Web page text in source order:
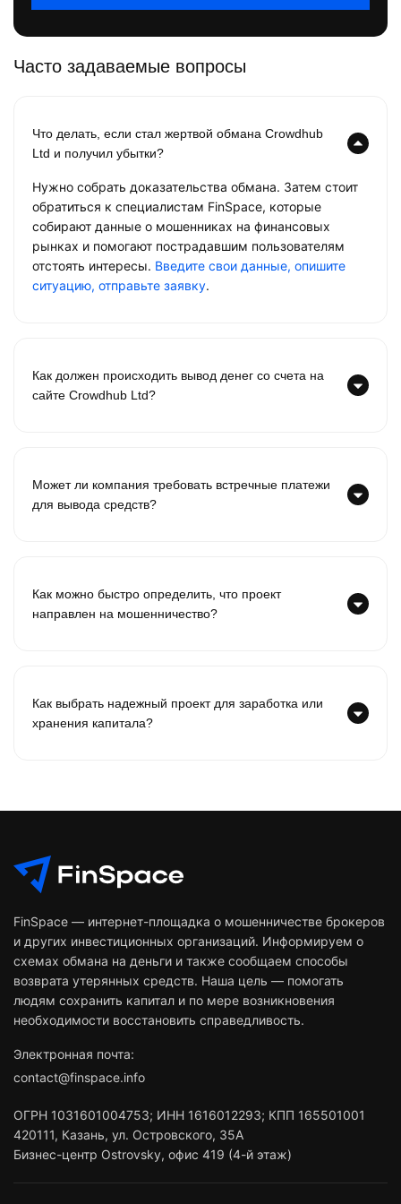
Часто задаваемые вопросы
Что делать, если стал жертвой обмана Crowdhub
Ltd и получил убытки?
Нужно собрать доказательства обмана. Затем стоит
обратиться к специалистам FinSpace, которые
собирают данные о мошенниках на финансовых
рынках и помогают пострадавшим пользователям
отстоять интересы. Введите свои данные, опишите
ситуацию, отправьте заявку.
Как должен происходить вывод денег со счета на
сайте Crowdhub Ltd?
Может ли компания требовать встречные платежи
для вывода средств?
Как можно быстро определить, что проект
направлен на мошенничество?
Как выбрать надежный проект для заработка или
хранения капитала?
FinSpace — интернет-площадка о мошенничестве брокеров
и других инвестиционных организаций. Информируем о
схемах обмана на деньги и также сообщаем способы
возврата утерянных средств. Наша цель — помогать
людям сохранить капитал и по мере возникновения
необходимости восстановить справедливость.
Электронная почта:
contact@finspace.info
ОГРН 1031601004753; ИНН 1616012293; КПП 165501001
420111, Казань, ул. Островского, 35А
Бизнес-центр Ostrovsky, офис 419 (4-й этаж)